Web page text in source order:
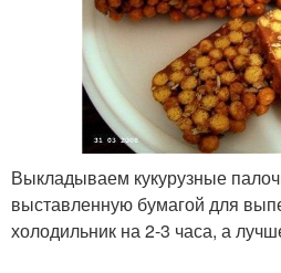
Выкладываем кукурузные
выставленную бумагой для
холодильник на 2-3 часа, а